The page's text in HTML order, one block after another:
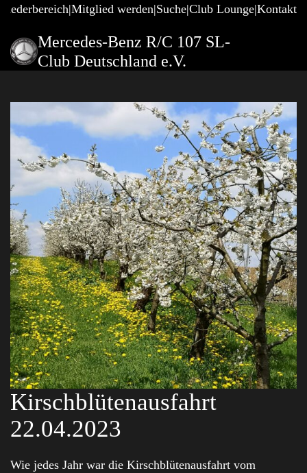
Mitglied werden Suche Club Lounge Kontakt
Mercedes-Benz R/C 107 SL-
Club Deutschland e.V.
Kirschblütenausfahrt
22.04.2023
Wie jedes Jahr war die Kirschblütenausfahrt vom